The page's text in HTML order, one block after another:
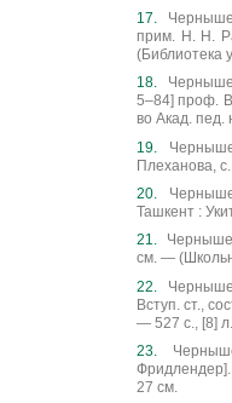
прим. Н. Н.
(Библиотека
5–84] проф.
во Акад. пед.
Плеханова,
Ташкент :
см. —
Вступ. ст.,
— 527 с., [8]
27 см.